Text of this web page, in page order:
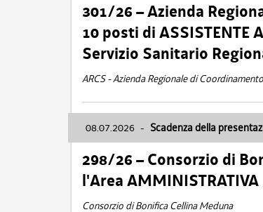
301/26 – Azienda
10 posti di ASSISTENTE
Servizio Sanitario
ARCS - Azienda Regionale di
08.07.2026 - Scadenza della
298/26 – Consorzio di
l'Area AMMINISTRATIVA
Consorzio di Bonifica Cellina Meduna